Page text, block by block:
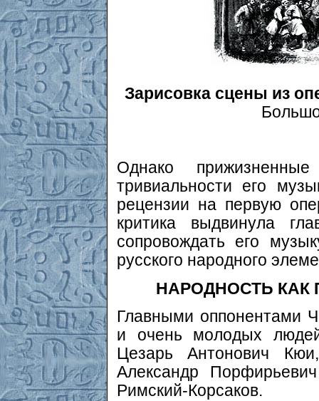
Зарисовка сцены из
Однако
тривиальности его
рецензии на первую
критика выдвинула
сопровождать его
русского народного
НАРОДНОСТЬ КАК
Главными оппонентами
и очень молодых
Цезарь Антонович
Александр
Римский-Корсаков.